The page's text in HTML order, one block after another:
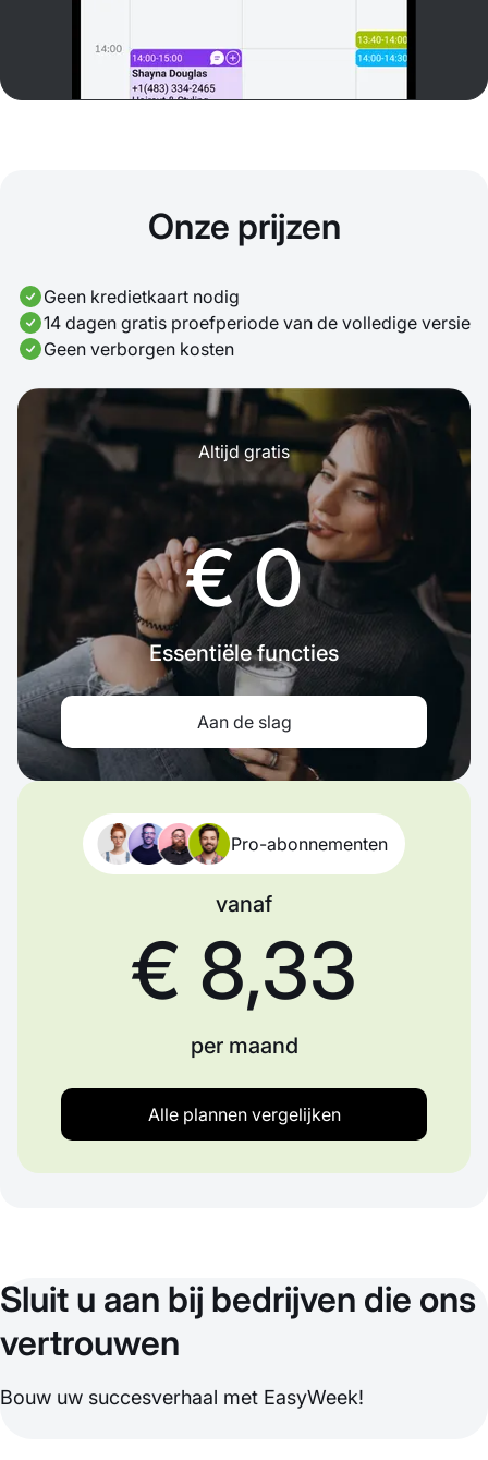
Onze prijzen
Geen kredietkaart nodig
14 dagen gratis proefperiode van de volledige versie
Geen verborgen kosten
Altijd gratis
€ 0
Essentiële functies
Aan de slag
Pro-abonnementen
vanaf
€ 8,33
per maand
Alle plannen vergelijken
Sluit u aan bij bedrijven die ons
vertrouwen
Bouw uw succesverhaal met EasyWeek!